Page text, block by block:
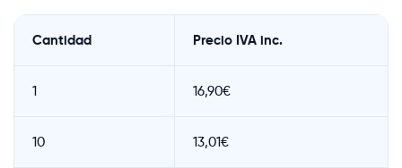
Cantidad Precio IVA inc.
1 16,90€
10 13,01€